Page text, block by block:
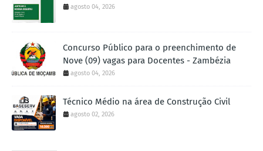
agosto 04, 2026
Concurso Público para o preenchimento de
Nove (09) vagas para Docentes - Zambézia
agosto 04, 2026
Técnico Médio na área de Construção Civil
agosto 02, 2026